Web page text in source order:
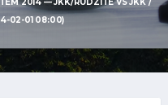
02-01 08:00)